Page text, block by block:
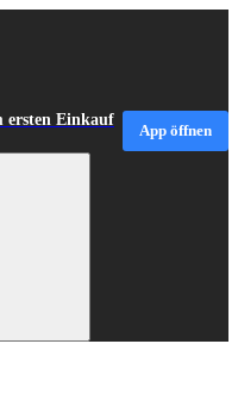
ersten Einkauf
App öffnen